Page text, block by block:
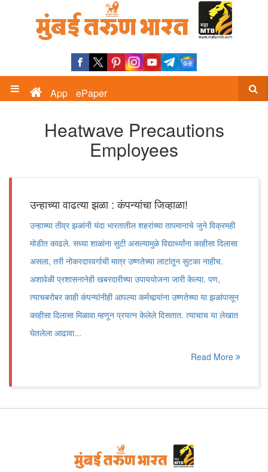
App ePaper
Heatwave Precautions
Employees
उन्हाच्या वाढत्या झळा : कंपन्यांचा जिव्हाळा!
उन्हाच्या तीव्र झळांनी यंदा भारतातील शहरांच्या तापमानाचे जुने विक्रमही
मोडीत काढले. सध्या शाळांना सुटी असल्यामुळे विद्यार्थ्यांना काहीसा दिलासा
असला, तरी नोकरदारवर्गाची मात्र उष्णतेच्या लाटांतून सुटका नाहीच.
अशावेळी प्रशासनानेही खबरदारीच्या उपाययोजना जारी केल्या. पण,
त्याचबरोबर काही कंपन्यांनीही आपल्या कर्मचार्‍यांना उष्णतेच्या या झळांपासून
काहीसा दिलासा मिळावा म्हणून प्रयत्न केलेले दिसतात. त्याचाच या लेखात
घेतलेला आढावा...
Read More